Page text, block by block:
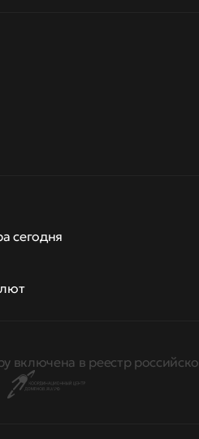
сегодня
включена в реестр